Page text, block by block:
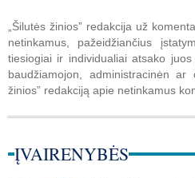
„Šilutės žinios” redakcija už
netinkamus, pažeidžiančius
tiesiogiai ir individualiai atsako
baudžiamojon, administracinėn ar
žinios” redakciją apie netinkamus
ĮVAIRENYBĖS